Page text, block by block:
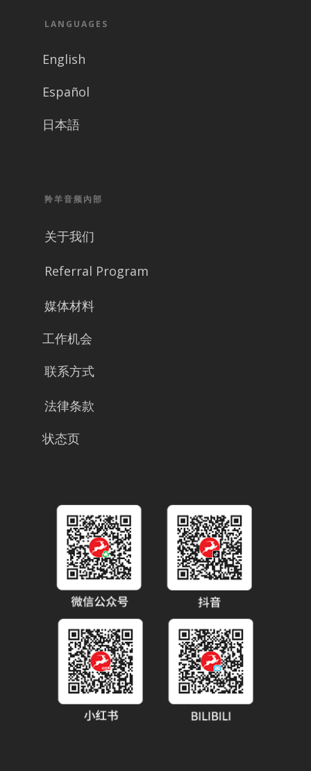
LANGUAGES
English
Español
日本語
羚羊音频內部
关于我们
Referral Program
媒体材料
工作机会
联系方式
法律条款
状态页